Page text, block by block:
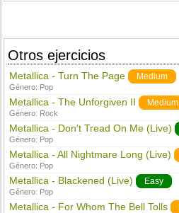
Otros ejercicios
Metallica - Turn The Page Medium
Género: Pop
Metallica - The Unforgiven II Medium
Género: Rock
Metallica - Don't Tread On Me (Live)
Género: Pop
Metallica - All Nightmare Long (Live)
Género: Pop
Metallica - Blackened (Live) Easy
Género: Pop
Metallica - For Whom The Bell Tolls